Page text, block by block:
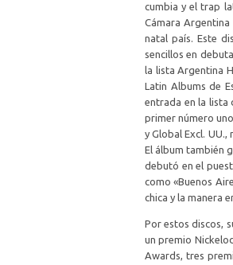
cumbia y el trap
Cámara
natal país. Este
sencillos en
la lista Argentina
Latin Albums de
entrada en la lista
primer número
y Global Excl.
El álbum también
debutó en el
como «Buenos
chica y la manera
Por estos discos,
un premio
Awards, tres